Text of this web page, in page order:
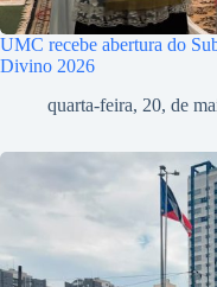
UMC recebe abertura do
Divino 2026
quarta-feira, 20, de